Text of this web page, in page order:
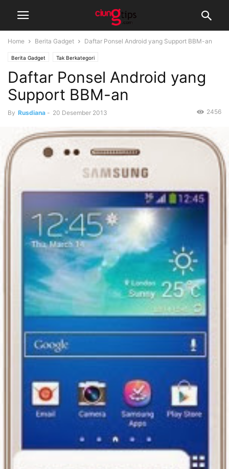
Home Berita Gadget Daftar Ponsel Android yang Support BBM-an
Berita Gadget Tak Berkategori
Daftar Ponsel Android yang
Support BBM-an
By Rusdiana - 20 Desember 2013 2456